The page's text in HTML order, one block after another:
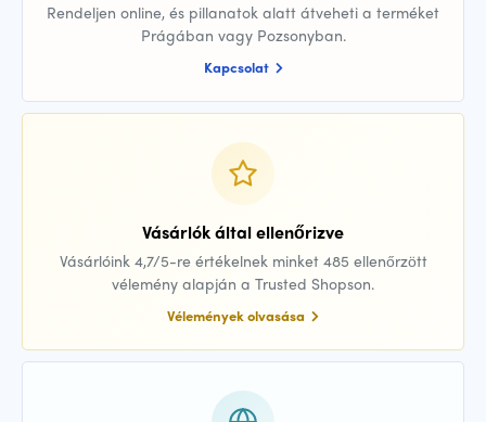
Rendeljen online, és pillanatok alatt átveheti a terméket
Prágában vagy Pozsonyban.
Kapcsolat
Vásárlók által ellenőrizve
Vásárlóink 4,7/5-re értékelnek minket 485 ellenőrzött
vélemény alapján a Trusted Shopson.
Vélemények olvasása